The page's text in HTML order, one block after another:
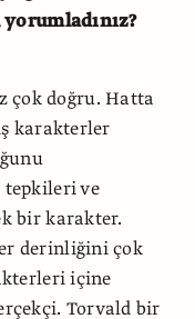
çok doğru. Hatta
karakterler
ve
bir karakter.
derinliğini çok
içine
Torvald bir